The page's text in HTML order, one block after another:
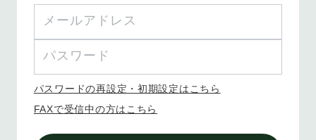
パスワードの再設定・初期設定はこちら
FAXで受信中の方はこちら